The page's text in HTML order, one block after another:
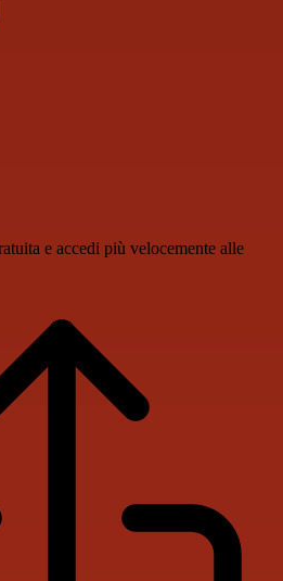
e accedi più velocemente alle